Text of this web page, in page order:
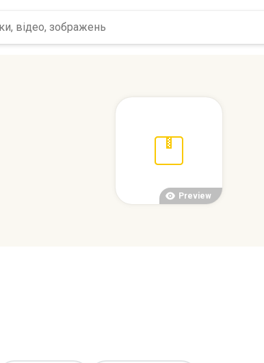
Preview